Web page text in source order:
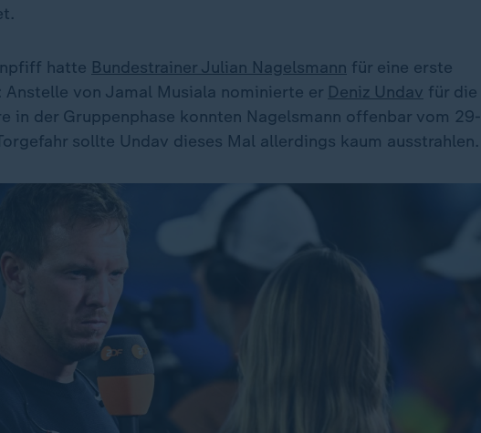
hatte Bundestrainer Julian Nagelsmann für eine erste
Anstelle von Jamal Musiala nominierte er Deniz Undav für die
in der Gruppenphase konnten Nagelsmann offenbar vom 29-
sollte Undav dieses Mal allerdings kaum ausstrahlen.